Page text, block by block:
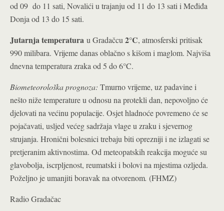
od 09 do 11 sati, Novalići u trajanju od 11 do 13 sati i Međiđa
Donja od 13 do 15 sati.
Jutarnja temperatura u Gradačcu 2°C, atmosferski pritisak
990 milibara. Vrijeme danas oblačno s kišom i maglom. Najviša
dnevna temperatura zraka od 5 do 6°C.
Biometeorološka prognoza: Tmurno vrijeme, uz padavine i
nešto niže temperature u odnosu na protekli dan, nepovoljno će
djelovati na većinu populacije. Osjet hladnoće povremeno će se
pojačavati, usljed većeg sadržaja vlage u zraku i sjevernog
strujanja. Hronični bolesnici trebaju biti oprezniji i ne izlagati se
pretjeranim aktivnostima. Od meteopatskih reakcija moguće su
glavobolja, iscrpljenost, reumatski i bolovi na mjestima ozljeda.
Poželjno je umanjiti boravak na otvorenom. (FHMZ)
Radio Gradačac